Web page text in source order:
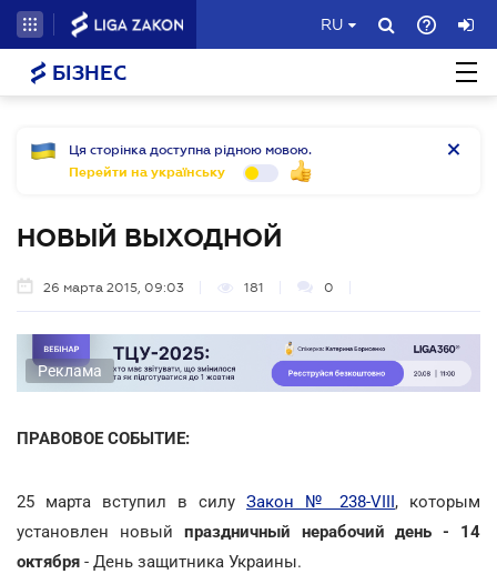
RU
БІЗНЕС
Ця сторінка доступна рідною мовою.
Перейти на українську
НОВЫЙ ВЫХОДНОЙ
26 марта 2015, 09:03 181 0
Реклама
ПРАВОВОЕ СОБЫТИЕ:
25 марта вступил в силу Закон № 238-VIII, которым
установлен новый праздничный нерабочий день - 14
октября - День защитника Украины.